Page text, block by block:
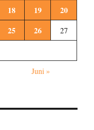
18 19
20
25 26 27
Juni »